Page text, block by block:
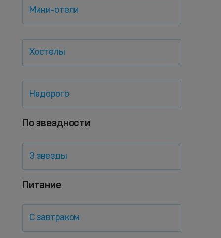
Мини-отели
Хостелы
Недорого
По звездности
3 звезды
Питание
С завтраком